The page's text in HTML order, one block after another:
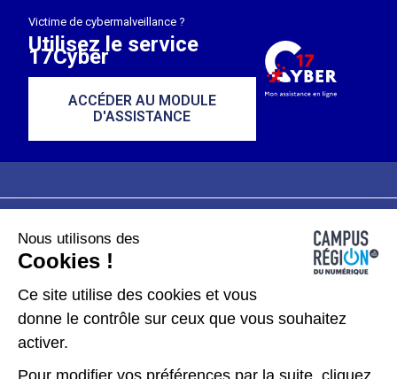
Victime de cybermalveillance ?
Utilisez le service
17Cyber
ACCÉDER AU MODULE
D'ASSISTANCE
Plan du site
Données personnelles
Gérer les cookies
Nous utilisons des
Cookies !
Ce site utilise des cookies et vous
donne le contrôle sur ceux que vous souhaitez
activer.
Pour modifier vos préférences par la suite, cliquez